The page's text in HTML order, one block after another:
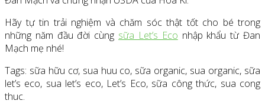
Hãy tự tin trải nghiệm và chăm sóc thật tốt cho bé trong
những năm đầu đời cùng sữa Let’s Eco nhập khẩu từ Đan
Mạch mẹ nhé!
Tags: sữa hữu cơ, sua huu co, sữa organic, sua organic, sữa
let’s eco, sua let’s eco, Let’s Eco, sữa công thức, sua cong
thuc.